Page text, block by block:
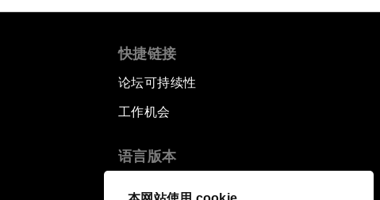
快捷链接
论坛可持续性
工作机会
语言版本